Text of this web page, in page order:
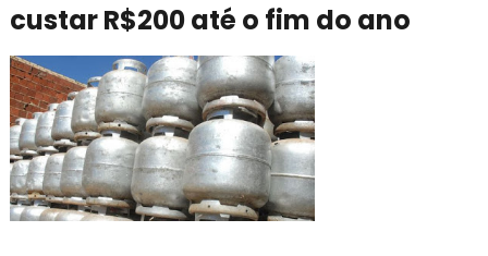
custar R$200 até o fim do ano